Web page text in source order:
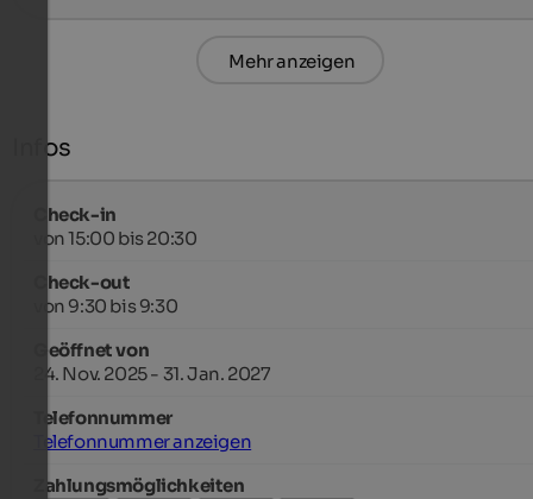
Mehr anzeigen
Infos
Check-in
von 15:00 bis 20:30
Check-out
von 9:30 bis 9:30
Geöffnet von
24. Nov. 2025 - 31. Jan. 2027
Telefonnummer
Telefonnummer anzeigen
Zahlungsmöglichkeiten